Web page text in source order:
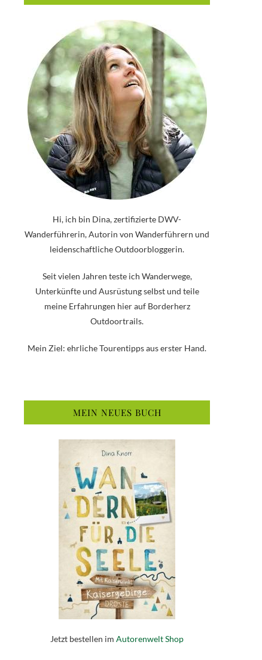
Hi, ich bin Dina, zertifizierte DWV-
Wanderführerin, Autorin von Wanderführern und
leidenschaftliche Outdoorbloggerin.
Seit vielen Jahren teste ich Wanderwege,
Unterkünfte und Ausrüstung selbst und teile
meine Erfahrungen hier auf Borderherz
Outdoortrails.
Mein Ziel: ehrliche Tourentipps aus erster Hand.
MEIN NEUES BUCH
Jetzt bestellen im Autorenwelt Shop